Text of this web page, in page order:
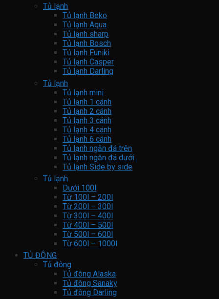
Tủ lạnh
Tủ lạnh Beko
Tủ lạnh Aqua
Tủ lạnh sharp
Tủ lạnh Bosch
Tủ lạnh Funiki
Tủ lạnh Casper
Tủ lạnh Darling
Tủ lạnh
Tủ lạnh mini
Tủ lạnh 1 cánh
Tủ lạnh 2 cánh
Tủ lạnh 3 cánh
Tủ lạnh 4 cánh
Tủ lạnh 6 cánh
Tủ lạnh ngăn đá trên
Tủ lạnh ngăn đá dưới
Tủ lạnh Side by side
Tủ lạnh
Dưới 100l
Từ 100l – 200l
Từ 200l – 300l
Từ 300l – 400l
Từ 400l – 500l
Từ 500l – 600l
Từ 600l – 1000l
TỦ ĐÔNG
Tủ đông
Tủ đông Alaska
Tủ đông Sanaky
Tủ đông Darling